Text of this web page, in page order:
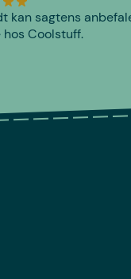
kan sagtens
hos Coolstuff.